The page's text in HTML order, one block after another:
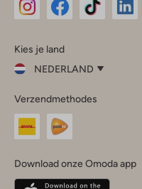
InstagramFacebook
Kies je land
NEDERLAND
je
land
Nederland
Belgique(Français)
Verzendmethodes
Download onze Omoda app